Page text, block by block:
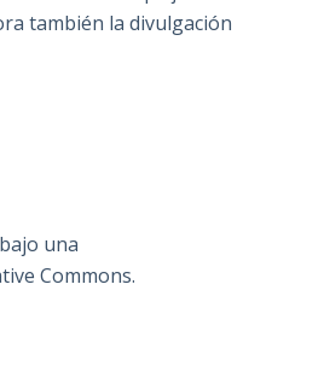
también la divulgación
una
Commons.